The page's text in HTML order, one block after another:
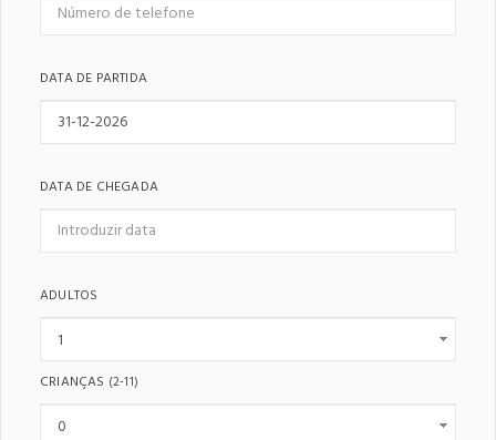
DATA DE PARTIDA
DATA DE CHEGADA
ADULTOS
CRIANÇAS (2-11)